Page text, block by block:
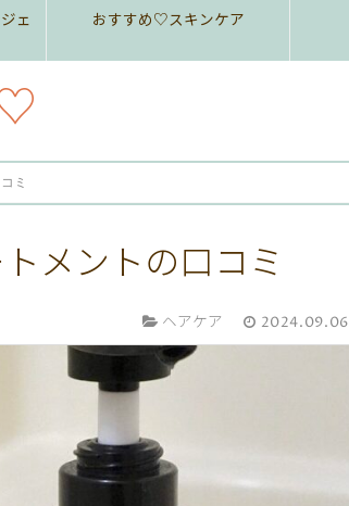
ェ
おすすめ♡スキンケア
ミ
メントの口コミ
ヘアケア 2024.09.06